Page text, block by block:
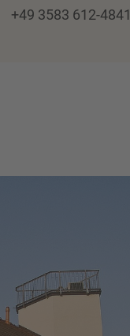
+49 3583 612-4841